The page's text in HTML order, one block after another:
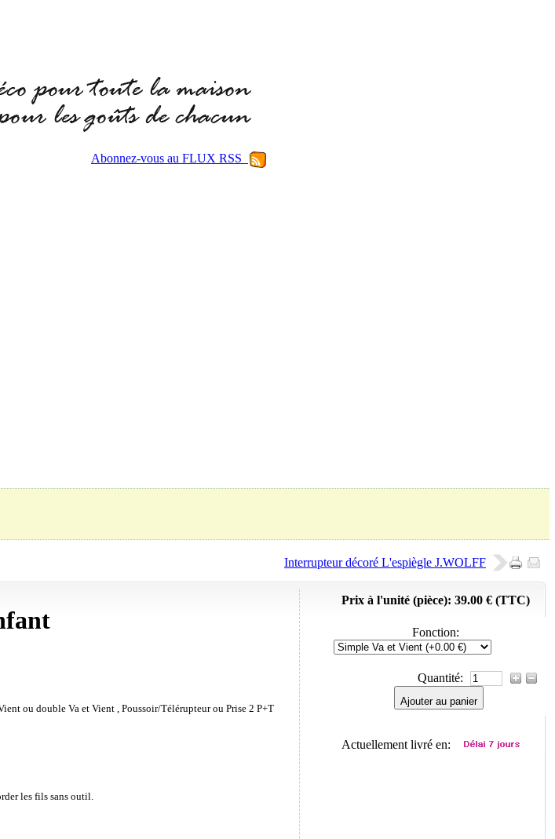
Abonnez-vous au FLUX RSS
Interrupteur décoré L'espiègle J.WOLFF
ou double Va et Vient , Poussoir/Télérupteur ou Prise 2 P+T
les fils sans outil.
Prix à l'unité (pièce): 39.00 € (TTC)
Fonction:
Quantité:
Ajouter au panier
Actuellement livré en: